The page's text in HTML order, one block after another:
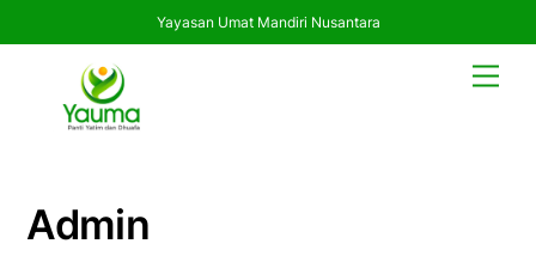
Yayasan Umat Mandiri Nusantara
Admin